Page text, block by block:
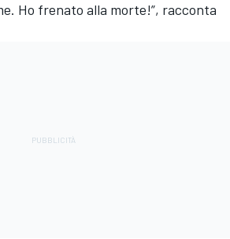
Ho frenato alla morte!”, racconta